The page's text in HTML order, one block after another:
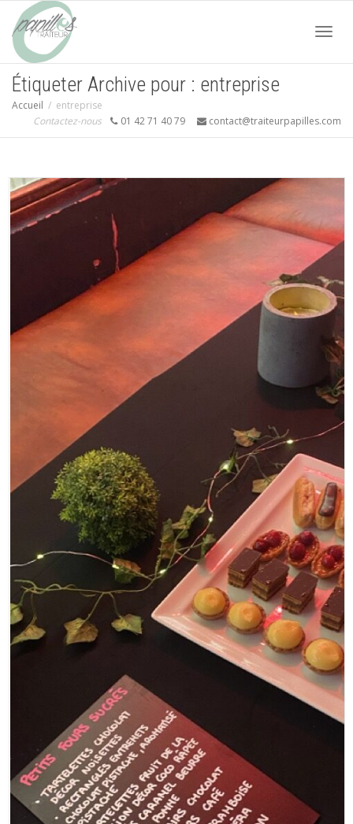
Étiqueter Archive pour : entreprise
Accueil
entreprise
Contactez-nous
01 42 71 40 79 contact@traiteurpapilles.com